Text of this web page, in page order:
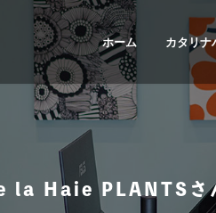
ホーム カタリナ
la Haie PLANTSさ